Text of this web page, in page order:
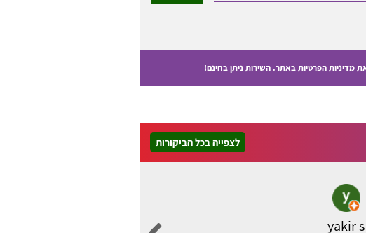
מדיניות הפרטיותבאתר. השירות ניתן בחינם!
לצפייה בכל הביקורות
yakir s